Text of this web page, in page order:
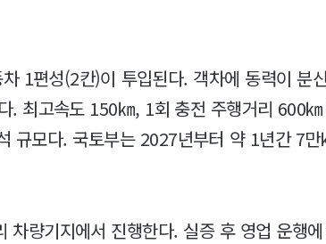
1편성(2칸)이 투입된다. 객차에 동력이 분
. 최고속도 150㎞, 1회 충전 주행거리 600
규모다. 국토부는 2027년부터 약 1년간 7
차량기지에서 진행한다. 실증 후 영업 운행